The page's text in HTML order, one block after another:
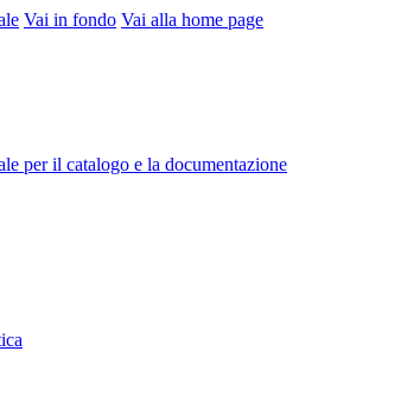
Vai in fondo Vai alla home page